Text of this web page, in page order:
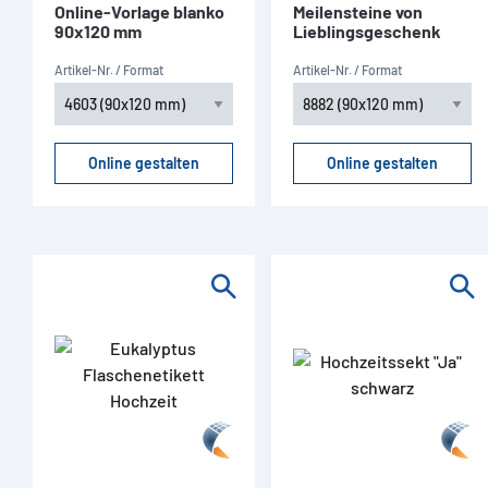
Online-Vorlage blanko
90x120 mm
Artikel-Nr. / Format
Online gestalten
Meilensteine von
Lieblingsgeschenk
Artikel-Nr. / Format
Online gestalten